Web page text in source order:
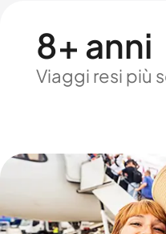
8+ anni
Viaggi resi più